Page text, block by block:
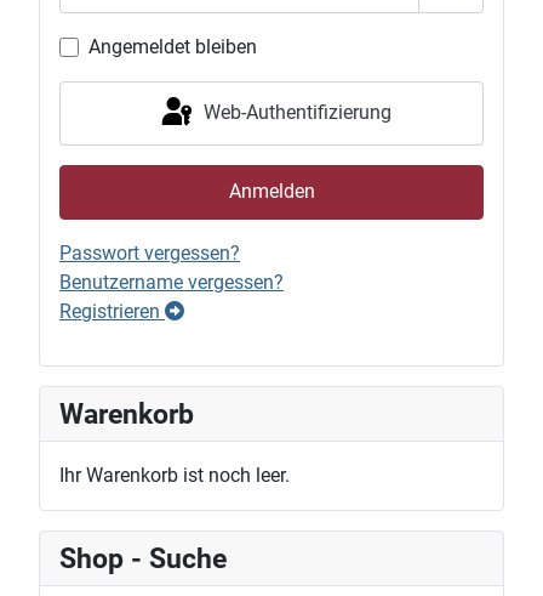
Passwort
Angemeldet bleiben
Web-Authentifizierung
Anmelden
Passwort vergessen?
Benutzername vergessen?
Registrieren
Warenkorb
Ihr Warenkorb ist noch leer.
Shop - Suche